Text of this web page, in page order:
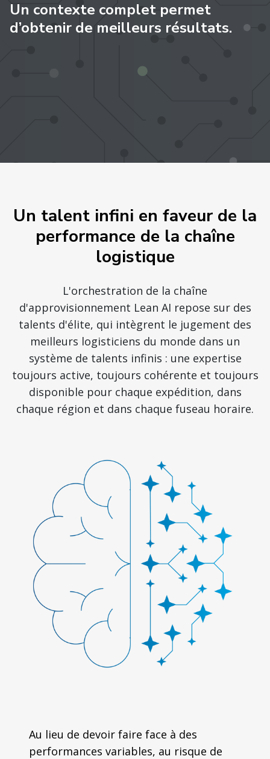
Un contexte complet permet
d’obtenir de meilleurs résultats.
Un talent infini en faveur de la
performance de la chaîne
logistique
L'orchestration de la chaîne
d'approvisionnement Lean AI repose sur des
talents d'élite, qui intègrent le jugement des
meilleurs logisticiens du monde dans un
système de talents infinis : une expertise
toujours active, toujours cohérente et toujours
disponible pour chaque expédition, dans
chaque région et dans chaque fuseau horaire.
Au lieu de devoir faire face à des
performances variables, au risque de